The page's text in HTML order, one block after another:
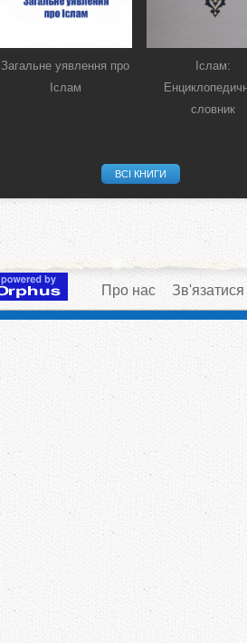
Загальне уявлення про
Іслам
Іслам:
словник
ВСІ КНИГИ
Про нас